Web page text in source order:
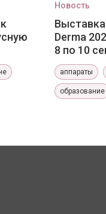
Новость
Derma
8 по 10
аппараты
образование